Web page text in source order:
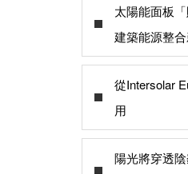
太陽能面板
建築能源整
從Intersolar
用
陽光將穿透